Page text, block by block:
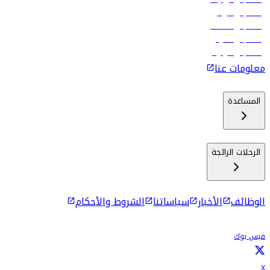
رحلات إلى الرياض
رحلات إلى مسقط
رحلات إلى ماليه
رحلات إلى كولومبو
معلومات عنا
المساعدة
الرحلات الرائجة
الوظائف الأخبار سياساتنا الشروط والأحكام
فيس بوك